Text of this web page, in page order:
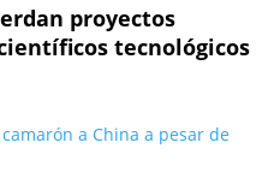
proyectos
tecnológicos